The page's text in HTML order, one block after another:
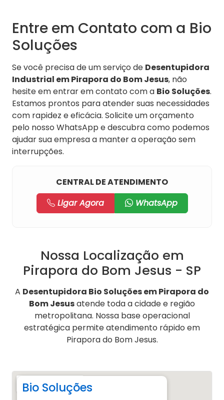
Entre em Contato com a Bio
Soluções
Se você precisa de um serviço de Desentupidora
Industrial em Pirapora do Bom Jesus, não
hesite em entrar em contato com a Bio Soluções.
Estamos prontos para atender suas necessidades
com rapidez e eficácia. Solicite um orçamento
pelo nosso WhatsApp e descubra como podemos
ajudar sua empresa a manter a operação sem
interrupções.
CENTRAL DE ATENDIMENTO
Ligar Agora
WhatsApp
Nossa Localização em
Pirapora do Bom Jesus - SP
A Desentupidora Bio Soluções em Pirapora do
Bom Jesusatende toda a cidade e região
metropolitana. Nossa base operacional
estratégica permite atendimento rápido em
Pirapora do Bom Jesus.
Bio Soluções